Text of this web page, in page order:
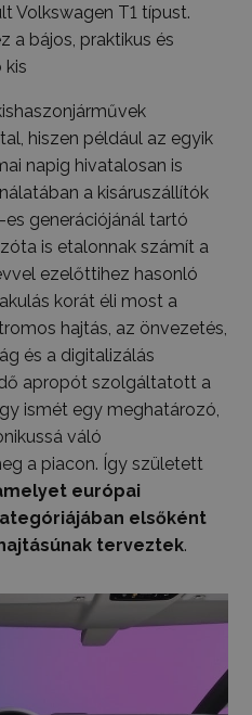
Volkswagen T1 típust.
a bájos, praktikus és
kis
hiszen például az egyik
napig hivatalosan is
a kisáruszállítók
generációjánál tartó
is etalonnak számít a
ezelőttihez hasonló
korát éli most a
hajtás, az önvezetés,
és a digitalizálás
apropót szolgáltatott a
ismét egy meghatározó,
váló
a piacon. Így született
európai
elsőként
terveztek.